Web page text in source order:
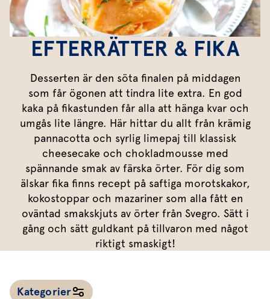
Sallat
Inspiration
Vårt
Växthus
Vårt ansvar
Om oss
Röror
Kalla såser
Dressingar
Dressing
Vinägrett
Örtolja
Grönsaker
Äggrätter
Övriga tillbehör
Marinad & kryddsmör
Marinad
Kryddsmör
Örtsalt & rub
Koriander
Mynta
Persilja
Gräslök
Timjan
Oregano
Citronmeliss
Dragon
Rosmarin
Körvel
Krasse
Allt om sallat
Vårt sortiment
Våra färska örter
Lyckas med aioli
Mumsig majonnäs
Smaksätt örtolja
Gör eget örtsmör
Marinera mera
Fixa vinägretten
Dressingen gör salladen
All
EFTERRÄTTER & FIKA
Desserten är den söta finalen på middagen
som får ögonen att tindra lite extra. En god
kaka på fikastunden får alla att hänga kvar och
umgås lite längre. Här hittar du allt från krämig
pannacotta och syrlig limepaj till klassisk
cheesecake och chokladmousse med
spännande smak av färska örter. För dig som
älskar fika finns recept på saftiga morotskakor,
kokostoppar och mazariner som alla fått en
oväntad smakskjuts av örter från Svegro. Sätt i
gång och sätt guldkant på tillvaron med något
riktigt smaskigt!
Kategorier